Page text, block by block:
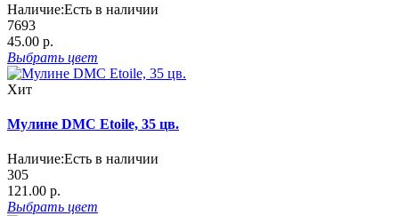
Наличие:Есть в наличии
7693
45.00 р.
Выбрать цвет
Хит
Мулине DMC Etoile, 35 цв.
Наличие:Есть в наличии
305
121.00 р.
Выбрать цвет